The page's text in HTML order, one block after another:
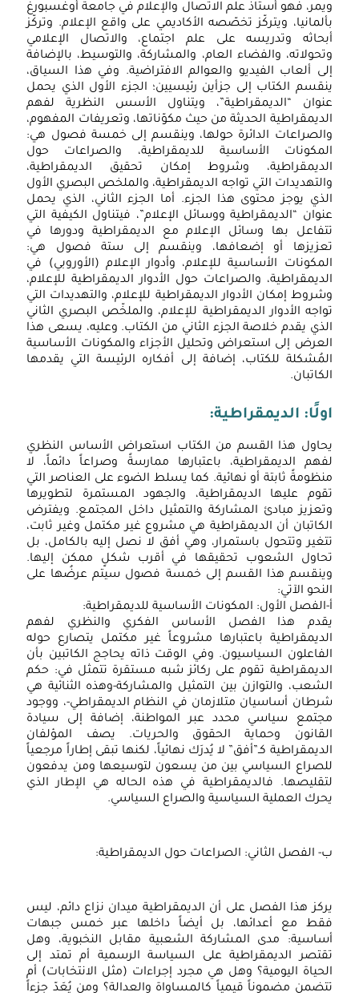
ويمر، فهو أستاذ علم الاتصال والإعلام في جامعة أوغسبورغ
بألمانيا، ويتركّز تخصّصه الأكاديمي على واقع الإعلام. وتركّز
أبحاثه وتدريسه على علم اجتماع، والاتصال الإعلامي
وتحولاته، والفضاء العام، والمشاركة، والتوسيط، بالإضافة
إلى ألعاب الفيديو والعوالم الافتراضية. وفي هذا السياق،
ينقسم الكتاب إلى جزأين رئيسيين؛ الجزء الأول الذي يحمل
عنوان “الديمقراطية”، ويتناول الأسس النظرية لفهم
الديمقراطية الحديثة من حيث مكوّناتها، وتعريفات المفهوم،
والصراعات الدائرة حولها، وينقسم إلى خمسة فصول هي:
المكونات الأساسية للديمقراطية، والصراعات حول
الديمقراطية، وشروط إمكان تحقيق الديمقراطية،
والتهديدات التي تواجه الديمقراطية، والملخص البصري الأول
الذي يوجز محتوى هذا الجزء. أما الجزء الثاني، الذي يحمل
عنوان “الديمقراطية ووسائل الإعلام”، فيتناول الكيفية التي
تتفاعل بها وسائل الإعلام مع الديمقراطية ودورها في
تعزيزها أو إضعافها، وينقسم إلى ستة فصول هي:
المكونات الأساسية للإعلام، وأدوار الإعلام (الأوروبي) في
الديمقراطية، والصراعات حول الأدوار الديمقراطية للإعلام،
وشروط إمكان الأدوار الديمقراطية للإعلام، والتهديدات التي
تواجه الأدوار الديمقراطية للإعلام، والملخّص البصري الثاني
الذي يقدم خلاصة الجزء الثاني من الكتاب. وعليه، يسعى هذا
العرض إلى استعراض وتحليل الأجزاء والمكونات الأساسية
المُشكلة للكتاب، إضافة إلى أفكاره الرئيسة التي يقدمها
الكاتبان.
اولًا: الديمقراطية:
يحاول هذا القسم من الكتاب استعراض الأساس النظري
لفهم الديمقراطية، باعتبارها ممارسةً وصراعاً دائماً، لا
منظومةً ثابتة أو نهائية. كما يسلط الضوء على العناصر التي
تقوم عليها الديمقراطية، والجهود المستمرة لتطويرها
وتعزيز مبادئ المشاركة والتمثيل داخل المجتمع. ويفترض
الكاتبان أن الديمقراطية هي مشروع غير مكتمل وغير ثابت،
تتغير وتتحول باستمرار، وهي أفق لا نصل إليه بالكامل، بل
تحاول الشعوب تحقيقها في أقرب شكلٍ ممكن إليها.
وينقسم هذا القسم إلى خمسة فصول سيتم عرضُها على
النحو الآتي:
أ-الفصل الأول: المكونات الأساسية للديمقراطية:
يقدم هذا الفصل الأساس الفكري والنظري لفهم
الديمقراطية باعتبارها مشروعاً غير مكتمل يتصارع حوله
الفاعلون السياسيون. وفي الوقت ذاته يحاجج الكاتبين بأن
الديمقراطية تقوم على ركائز شبه مستقرة تتمثل في: حكم
الشعب، والتوازن بين التمثيل والمشاركة-وهذه الثنائية هي
شرطان أساسيان متلازمان في النظام الديمقراطي-، ووجود
مجتمع سياسي محدد عبر المواطنة، إضافة إلى سيادة
القانون وحماية الحقوق والحريات. يصف المؤلفان
الديمقراطية كـ”أفق” لا يُدرَك نهائياً، لكنها تبقى إطاراً مرجعياً
للصراع السياسي بين من يسعون لتوسيعها ومن يدفعون
لتقليصها. فالديمقراطية في هذه الحاله هي الإطار الذي
يحرك العملية السياسية والصراع السياسي.
ب- الفصل الثاني: الصراعات حول الديمقراطية:
يركز هذا الفصل على أن الديمقراطية ميدان نزاع دائم، ليس
فقط مع أعدائها، بل أيضاً داخلها عبر خمس جبهات
أساسية: مدى المشاركة الشعبية مقابل النخبوية، وهل
تقتصر الديمقراطية على السياسة الرسمية أم تمتد إلى
الحياة اليومية؟ وهل هي مجرد إجراءات (مثل الانتخابات) أم
تتضمن مضموناً قيمياً كالمساواة والعدالة؟ ومن يُعَدّ جزءاً